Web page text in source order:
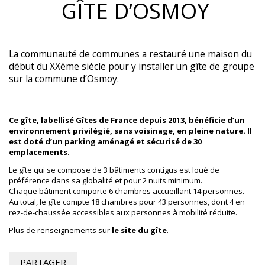
GÎTE D’OSMOY
La communauté de communes a restauré une maison du
début du XXème siècle pour y installer un gîte de groupe
sur la commune d’Osmoy.
Ce gîte, labellisé Gîtes de France depuis 2013, bénéficie d’un
environnement privilégié, sans voisinage, en pleine nature. Il
est doté d’un parking aménagé et sécurisé de 30
emplacements.
Le gîte qui se compose de 3 bâtiments contigus est loué de
préférence dans sa globalité et pour 2 nuits minimum.
Chaque bâtiment comporte 6 chambres accueillant 14 personnes.
Au total, le gîte compte 18 chambres pour 43 personnes, dont 4 en
rez-de-chaussée accessibles aux personnes à mobilité réduite.
Plus de renseignements sur le site du gîte.
PARTAGER